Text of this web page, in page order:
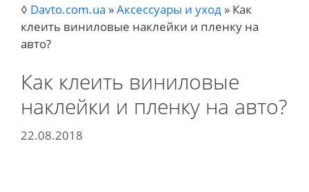
◊ Davto.com.ua »Аксессуары и уход » Как
клеить виниловые наклейки и пленку на
авто?
Как клеить виниловые
наклейки и пленку на авто?
22.08.2018